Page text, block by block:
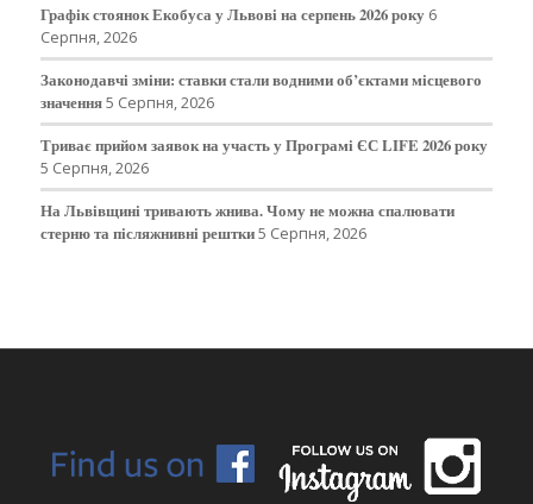
Графік стоянок Екобуса у Львові на серпень 2026 року 6
Серпня, 2026
Законодавчі зміни: ставки стали водними об’єктами місцевого
значення5 Серпня, 2026
Триває прийом заявок на участь у Програмі ЄС LIFE 2026 року
5 Серпня, 2026
На Львівщині тривають жнива. Чому не можна спалювати
стерню та післяжнивні рештки5 Серпня, 2026